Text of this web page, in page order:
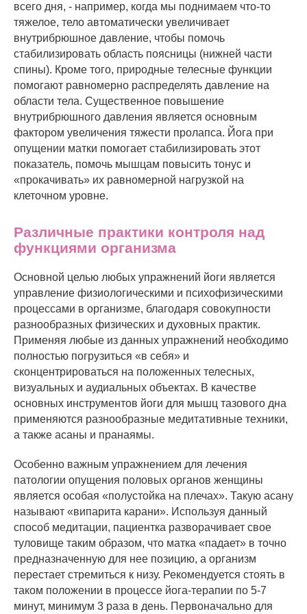
всего дня, - например, когда мы поднимаем что-то
тяжелое, тело автоматически увеличивает
внутрибрюшное давление, чтобы помочь
стабилизировать область поясницы (нижней части
спины). Кроме того, природные телесные функции
помогают равномерно распределять давление на
области тела. Существенное повышение
внутрибрюшного давления является основным
фактором увеличения тяжести пролапса. Йога при
опущении матки помогает стабилизировать этот
показатель, помочь мышцам повысить тонус и
«прокачивать» их равномерной нагрузкой на
клеточном уровне.
Различные практики контроля над
функциями организма
Основной целью любых упражнений йоги является
управление физиологическими и психофизическими
процессами в организме, благодаря совокупности
разнообразных физических и духовных практик.
Применяя любые из данных упражнений необходимо
полностью погрузиться «в себя» и
сконцентрироваться на положенных телесных,
визуальных и аудиальных объектах. В качестве
основных инструментов йоги для мышц тазового дна
применяются разнообразные медитативные техники,
а также асаны и пранаямы.
Особенно важным упражнением для лечения
патологии опущения половых органов женщины
является особая «полустойка на плечах». Такую асану
называют «випарита карани». Используя данный
способ медитации, пациентка разворачивает свое
туловище таким образом, что матка «падает» в точно
предназначенную для нее позицию, а организм
перестает стремиться к низу. Рекомендуется стоять в
таком положении в процессе йога-терапии по 5-7
минут, минимум 3 раза в день. Первоначально для